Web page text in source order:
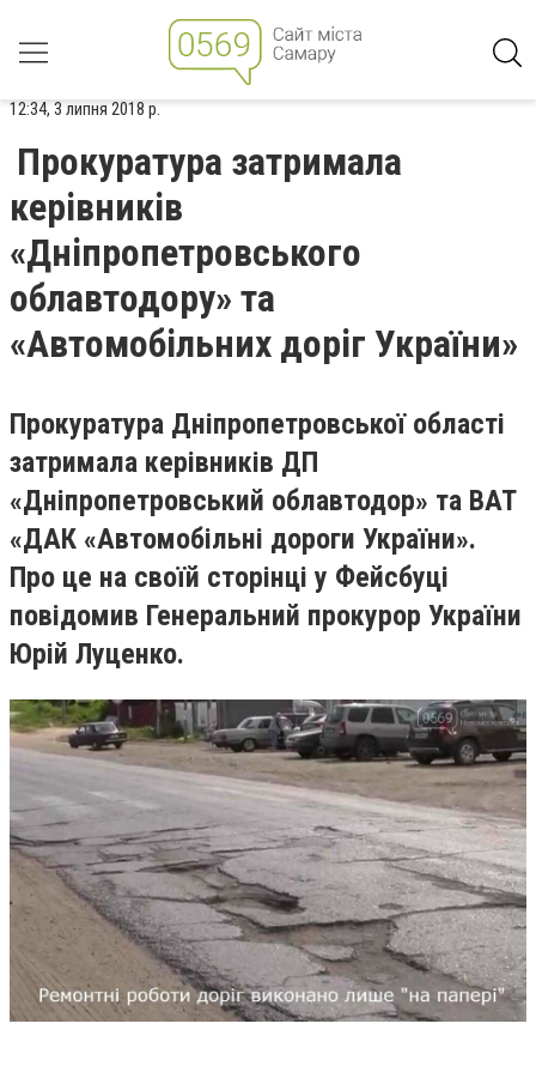
12:34, 3 липня 2018 р.
Прокуратура затримала
керівників
«Дніпропетровського
облавтодору» та
«Автомобільних доріг України»
Прокуратура Дніпропетровської області
затримала керівників ДП
«Дніпропетровський облавтодор» та ВАТ
«ДАК «Автомобільні дороги України».
Про це на своїй сторінці у Фейсбуці
повідомив Генеральний прокурор України
Юрій Луценко.